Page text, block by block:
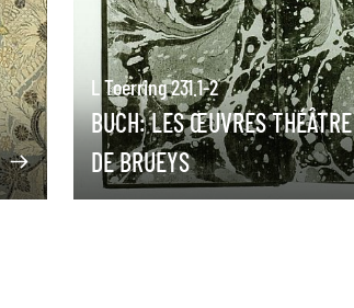
L Toerring 231.1-2
BUCH: LES ŒUVRES
DE BRUEYS